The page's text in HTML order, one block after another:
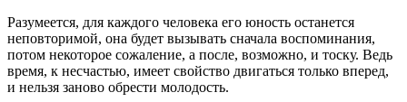
Разумеется, для каждого человека его юность останется
неповторимой, она будет вызывать сначала воспоминания,
потом некоторое сожаление, а после, возможно, и тоску. Ведь
время, к несчастью, имеет свойство двигаться только вперед,
и нельзя заново обрести молодость.